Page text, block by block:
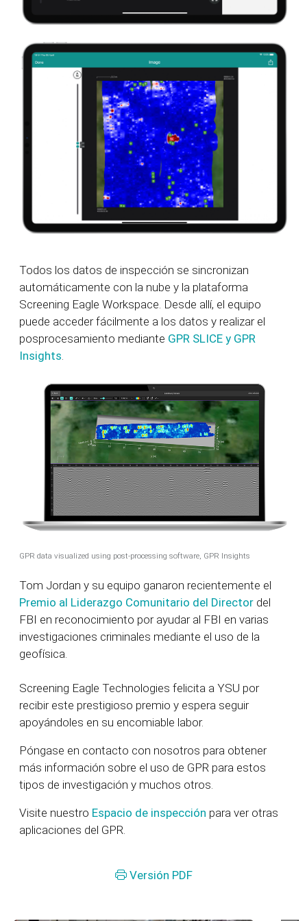
Todos los datos de inspección se sincronizan
automáticamente con la nube y la plataforma
Screening Eagle Workspace. Desde allí, el equipo
puede acceder fácilmente a los datos y realizar el
posprocesamiento mediante GPR SLICE y GPR
Insights.
GPR data visualized using post-processing software, GPR Insights
Tom Jordan y su equipo ganaron recientemente el
Premio al Liderazgo Comunitario del Director del
FBI en reconocimiento por ayudar al FBI en varias
investigaciones criminales mediante el uso de la
geofísica.
Screening Eagle Technologies felicita a YSU por
recibir este prestigioso premio y espera seguir
apoyándoles en su encomiable labor.
Póngase en contacto con nosotros para obtener
más información sobre el uso de GPR para estos
tipos de investigación y muchos otros.
Visite nuestro Espacio de inspección para ver otras
aplicaciones del GPR.
Versión PDF